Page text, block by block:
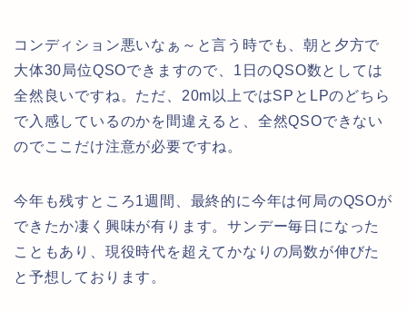
コンディション悪いなぁ～と言う時でも、朝と夕方で
大体30局位QSOできますので、1日のQSO数としては
全然良いですね。ただ、20m以上ではSPとLPのどちら
で入感しているのかを間違えると、全然QSOできない
のでここだけ注意が必要ですね。
今年も残すところ1週間、最終的に今年は何局のQSOが
できたか凄く興味が有ります。サンデー毎日になった
こともあり、現役時代を超えてかなりの局数が伸びた
と予想しております。